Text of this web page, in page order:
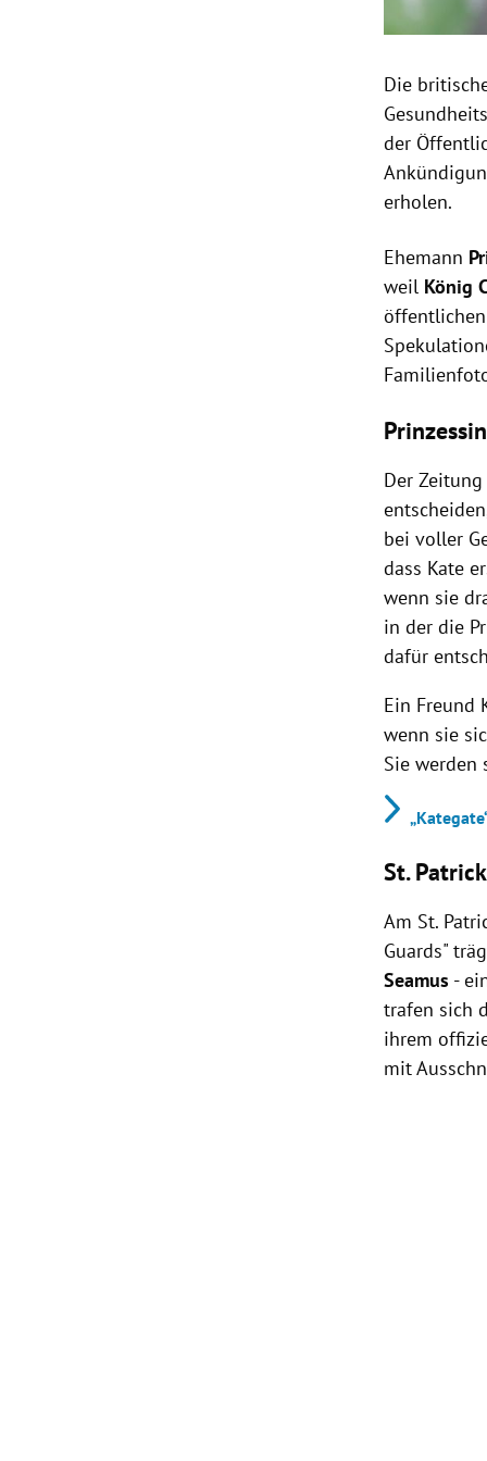
Die
der
erholen.
Ehemann
weil König
Der Zeitung
bei voller
dass Kate
wenn sie
in der die
dafür
Ein Freund
wenn sie
Sie werden
St.
Am St.
Guards"
Seamus -
trafen sich
ihrem
mit